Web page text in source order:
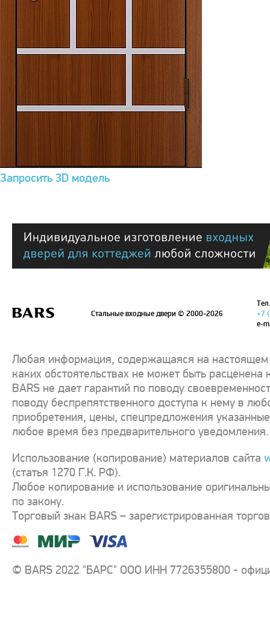
Запросить 3D модель
Стальные входные двери© 2000-2026
+7
e-
Любая информация, содержащаяся на настоящем
каких обстоятельствах не может быть
BARS не дает гарантий по поводу
поводу беспрепятственного доступа к нему в
приобретения, цены, спецпредложения
любое время без предварительного уведомления.
Использование (копирование) материалов сайта
(статья 1270 Г.К. РФ).
Любое копирование и использование
по закону.
Торговый знак BARS – зарегистрированная
© BARS 2022 "БАРС" ООО ИНН 7726355800 -